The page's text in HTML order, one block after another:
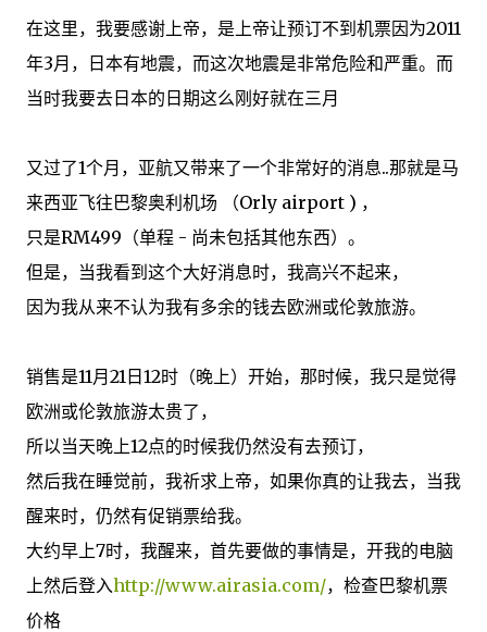
在这里，我要感谢上帝， 是上帝让预订不到机票因为2011
年3月 ， 日本有地震，而这次地震是非常危险和严重。而
当时我要去日本的日期这么刚好就在三月
又过了1个月 ，亚航又带来了一个非常好的消息..那就是马
来西亚飞往巴黎奥利机场 （Orly airport ) ，
只是RM499 （单程 - 尚未包括其他东西） 。
但是，当我看到 这个大好消息时， 我高兴不起来，
因为我从来不认为我有多余的钱去欧洲或伦敦旅游。
销售是11月21日 12时（晚上） 开始，那时候， 我只是觉得
欧洲或伦敦旅游太贵了 ，
所以当天晚上12点的时候我仍然没有去预订，
然后我在睡觉前， 我祈求上帝， 如果你真的让我去， 当我
醒来时， 仍然有促销票给我。
大约早上7时， 我醒来， 首先要做的事情是，开我的电脑
上然后登入http://www.airasia.com/， 检查巴黎机票
价格